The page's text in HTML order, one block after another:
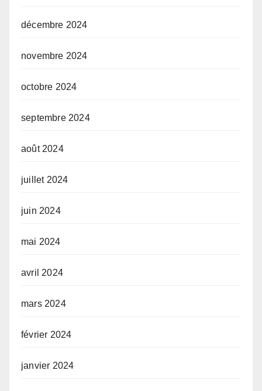
décembre 2024
novembre 2024
octobre 2024
septembre 2024
août 2024
juillet 2024
juin 2024
mai 2024
avril 2024
mars 2024
février 2024
janvier 2024